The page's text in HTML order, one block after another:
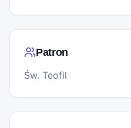
Patron
Św. Teofil